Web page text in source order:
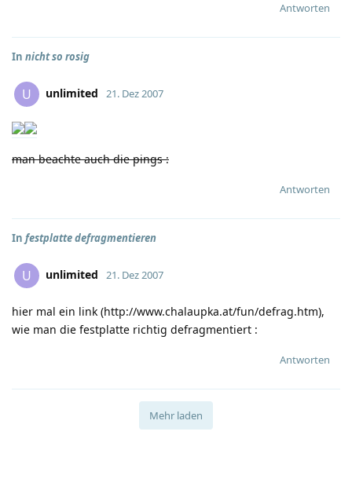
Antworten
In nicht so rosig
U unlimited 21. Dez 2007
man beachte auch die pings:
Antworten
In festplatte defragmentieren
U unlimited 21. Dez 2007
hier mal ein link (http://www.chalaupka.at/fun/defrag.htm),
wie man die festplatte richtig defragmentiert :
Antworten
Mehr laden